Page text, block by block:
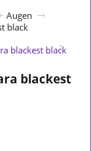
Augen
black
blackest